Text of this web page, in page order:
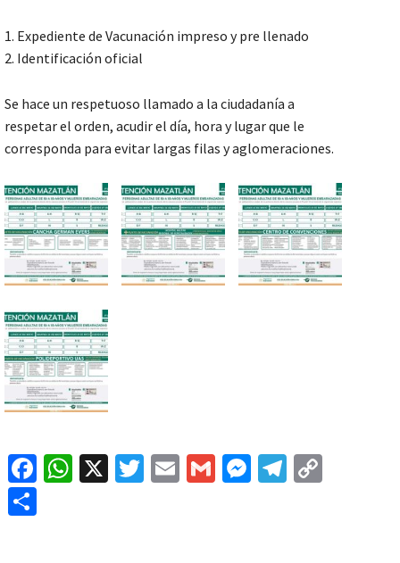
1. Expediente de Vacunación impreso y pre llenado
2. Identificación oficial
Se hace un respetuoso llamado a la ciudadanía a
respetar el orden, acudir el día, hora y lugar que le
corresponda para evitar largas filas y aglomeraciones.
Fa W X
T
E
G
M Te